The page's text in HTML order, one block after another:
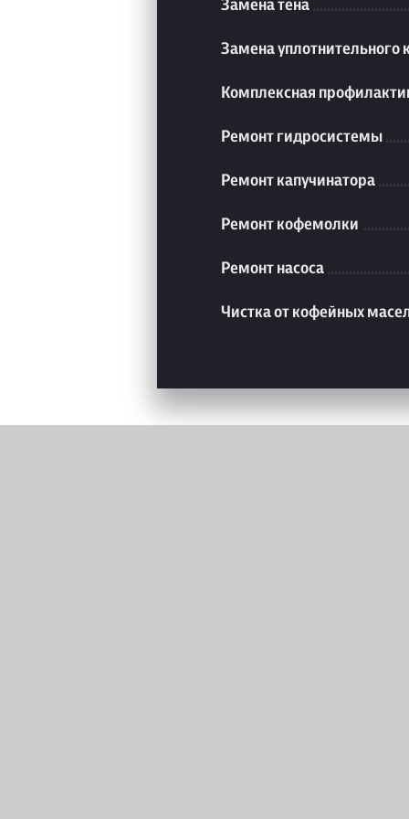
Замена тена
Замена уплотнительного
Комплексная
Ремонт гидросистемы
Ремонт капучинатора
Ремонт кофемолки
Ремонт насоса
Чистка от кофейных